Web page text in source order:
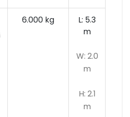
6.000 kg
L: 5.3
m
W: 2.0
m
H: 2.1
m